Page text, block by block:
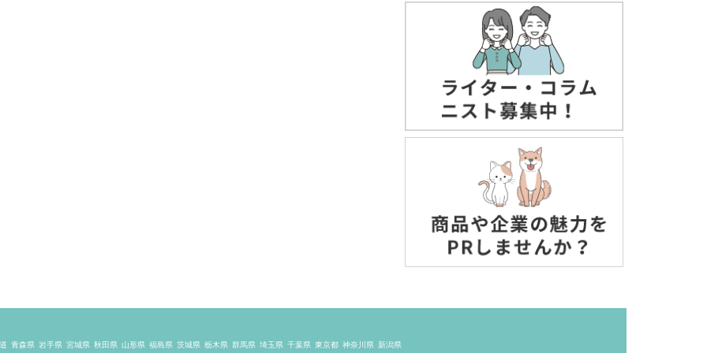
青森県 岩手県 宮城県 秋田県 山形県 福島県 茨城県 栃木県 群馬県 埼玉県 千葉県 東京都 神奈川県 新潟県